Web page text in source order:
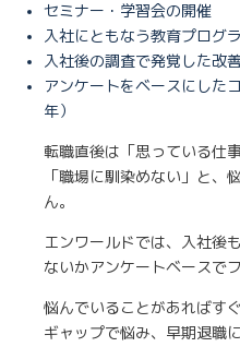
セミナー・学習会の開催
入社にともなう教育プログ
入社後の調査で発覚した改
アンケートをベースにした
年）
転職直後は「思っている仕
「職場に馴染めない」と、
ん。
エンワールドでは、入社後
ないかアンケートベースで
悩んでいることがあればす
ギャップで悩み、早期退職